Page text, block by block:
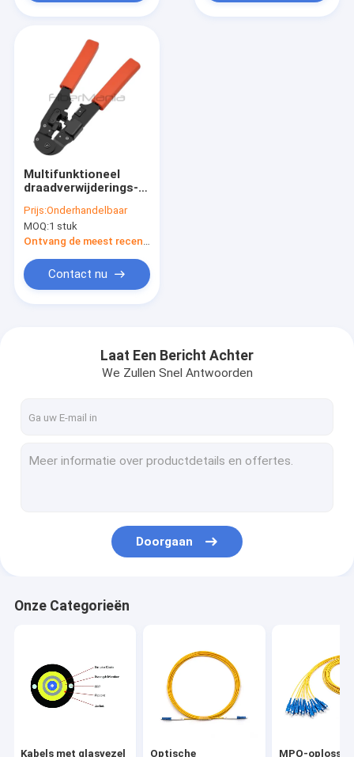
Over ons
Kabels met glasvezel
Multifunktioneel
draadverwijderings-
voor RJ45 8P8C
modulaire stekker
Prijs:Onderhandelbaar
MOQ:1 stuk
Ontvang de meest recente Prijs
Contact nu
Laat Een Bericht Achter
We Zullen Snel Antwoorden
Doorgaan
Onze Categorieën
Kabels met glasvezel Optische MPO-